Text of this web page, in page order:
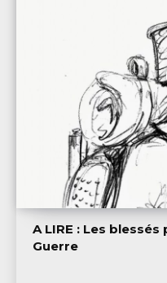
A LIRE : Les
Guerre